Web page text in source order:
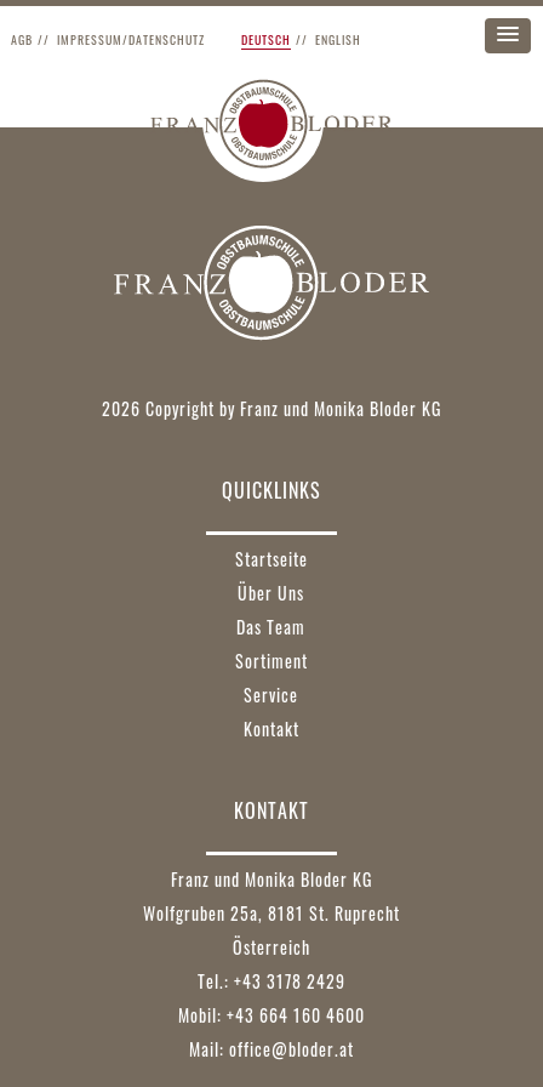
AGB IMPRESSUM/DATENSCHUTZ DEUTSCH ENGLISH
2026 Copyright by Franz und Monika Bloder KG
QUICKLINKS
Startseite
Über Uns
Das Team
Sortiment
Service
Kontakt
KONTAKT
Franz und Monika Bloder KG
Wolfgruben 25a, 8181 St. Ruprecht
Österreich
Tel.: +43 3178 2429
Mobil: +43 664 160 4600
Mail: office@bloder.at